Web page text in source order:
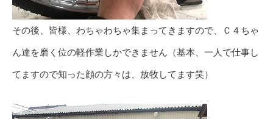
その後、皆様、わちゃわちゃ集まってきますので、Ｃ４ちゃ
ん達を磨く位の軽作業しかできません（基本、一人で仕事し
てますので知った顔の方々は、放牧してます笑）